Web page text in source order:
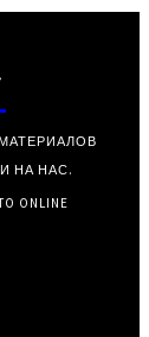
НА НАС.
ONLINE